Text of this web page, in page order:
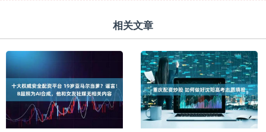
相关文章